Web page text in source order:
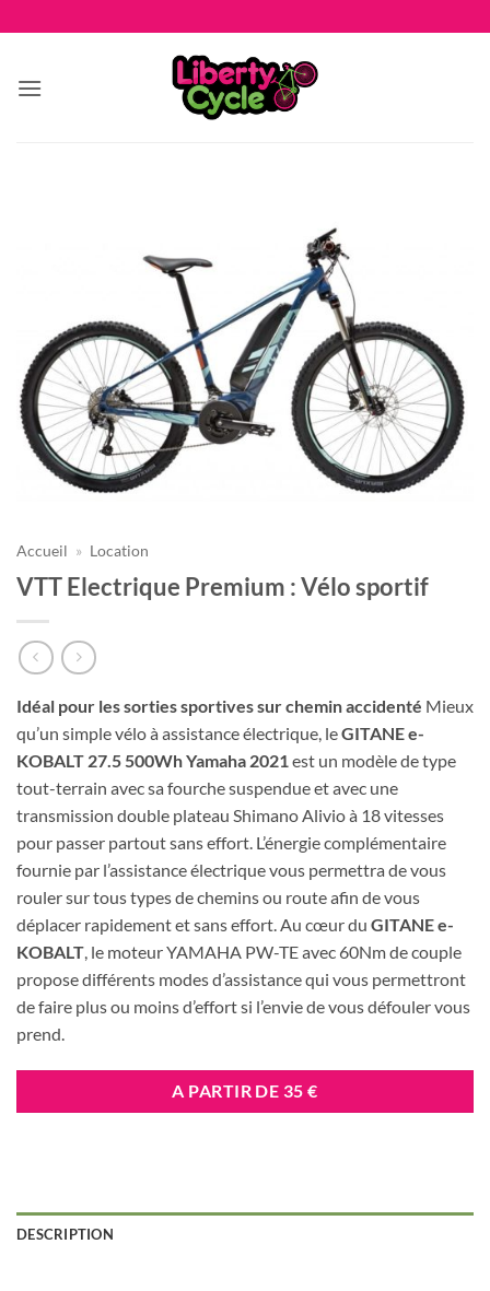
Accueil » Location
VTT Electrique Premium : Vélo sportif
Idéal pour les sorties sportives sur chemin accidenté Mieux
qu’un simple vélo à assistance électrique, leGITANE e-
KOBALT 27.5 500Wh Yamaha 2021est un modèle de type
tout-terrain avec sa fourche suspendue et avec une
transmission double plateau Shimano Alivio à 18 vitesses
pour passer partout sans effort. L’énergie complémentaire
fournie par l’assistance électrique vous permettra de vous
rouler sur tous types de chemins ou route afin de vous
déplacer rapidement et sans effort. Au cœur du GITANE e-
KOBALT, le moteur YAMAHA PW-TE avec 60Nm de couple
propose différents modes d’assistance qui vous permettront
de faire plus ou moins d’effort si l’envie de vous défouler vous
prend.
A PARTIR DE 35 €
DESCRIPTION